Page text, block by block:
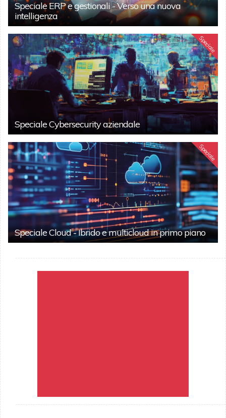
Speciale ERP e gestionali - Verso una nuova
intelligenza
Speciale
Speciale Cybersecurity aziendale
Speciale
Speciale Cloud - Ibrido e multicloud in primo piano